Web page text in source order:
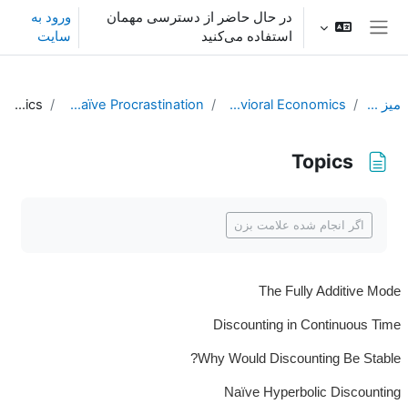
پرش به محتوای اصلی
در حال حاضر از دسترسی مهمان
استفاده می‌کنید
ورود به
سایت
میز کار Behavioral Economics
L12. Naïve Procrastination
Topics
Topics
اگر انجام شده علامت بزن
The Fully Additive Mode
Discounting in Continuous Time
Why Would Discounting Be Stable?
Naïve Hyperbolic Discounting